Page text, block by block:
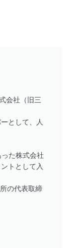
会社（旧三
として、人
た株式会社
トとして入
の代表取締